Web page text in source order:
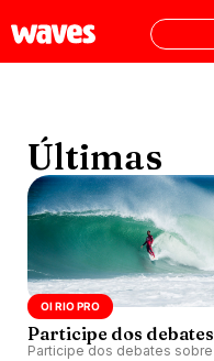
Últimas
OI RIO PRO
Participe dos debates
Participe dos debates sobre